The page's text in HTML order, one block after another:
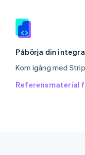
Påbörja din
Kom igång med
Referensmaterial
Storbritannien
Sverige
SvenskaEnglish
ไทยEnglish
English